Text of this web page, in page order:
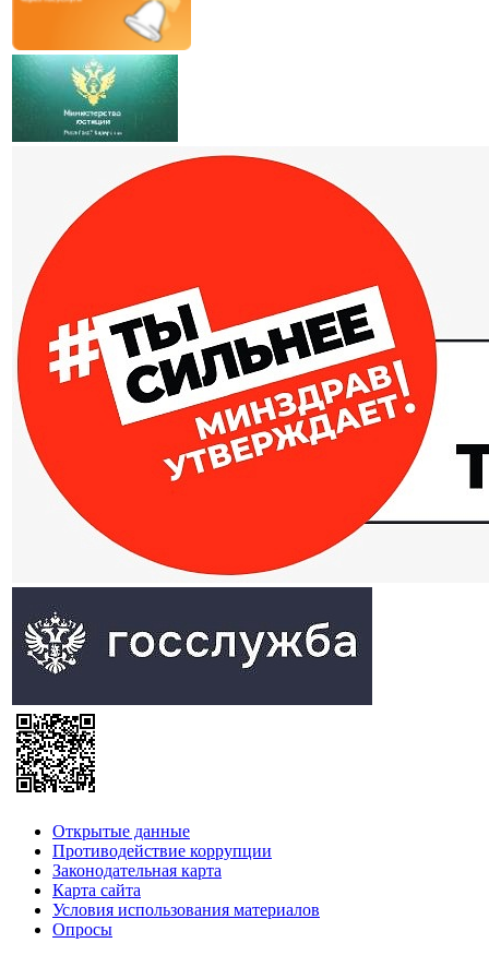
Открытые данные
Противодействие коррупции
Законодательная карта
Карта сайта
Условия использования материалов
Опросы